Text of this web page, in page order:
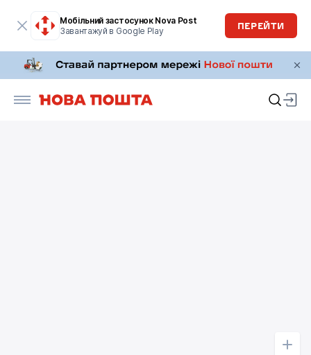
Мобільний застосунок Nova Post
Завантажуй в Google Play
ПЕРЕЙТИ